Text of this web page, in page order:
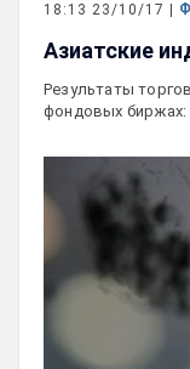
18:13 23/10/17 |
Азиатские
Результаты
фондовых биржах: